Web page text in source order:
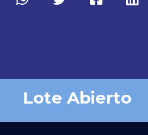
Lote Abierto